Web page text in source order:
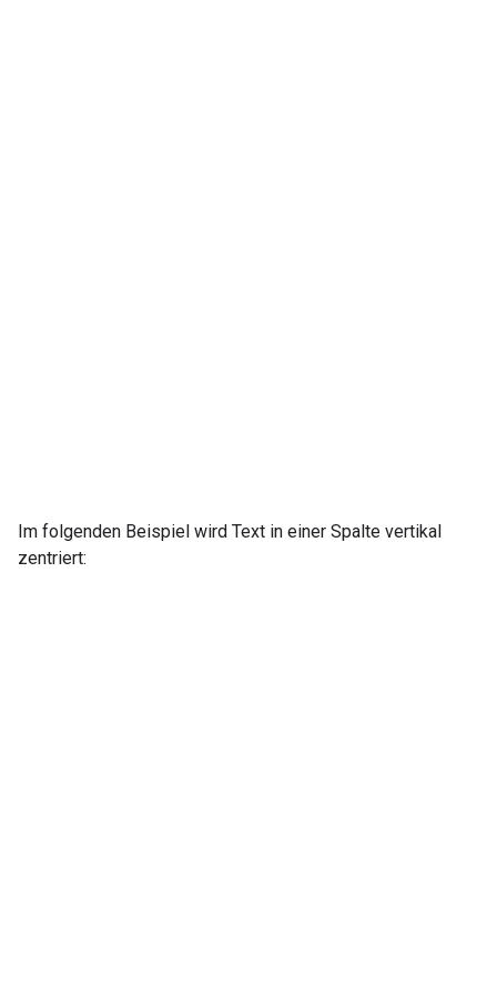
Im folgenden Beispiel wird Text in einer Spalte vertikal
zentriert: